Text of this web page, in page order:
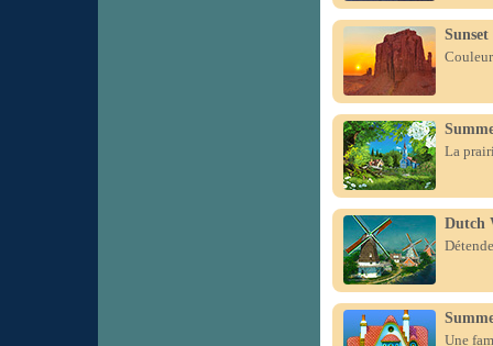
La
Dutch
Une